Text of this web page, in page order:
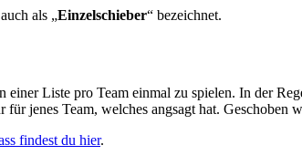
als „Einzelschieber“ bezeichnet.
einer Liste pro Team einmal zu spielen. In der
jenes Team, welches angsagt hat.
findest du hier.